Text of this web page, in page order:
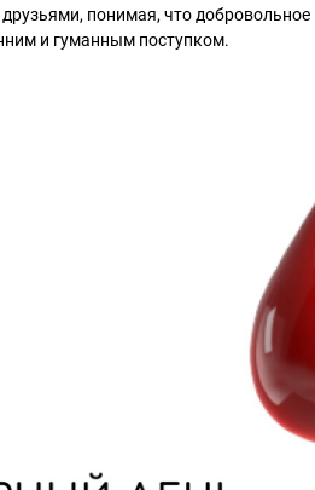
понимая, что
и гуманным поступком.